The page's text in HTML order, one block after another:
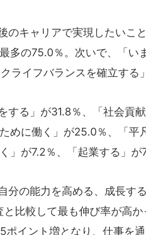
のキャリアで実現したいこ
多の75.0％。次いで、「い
ライフバランスを確立する
る」が31.8％、「社会貢
めに働く」が25.0％、「平
」が7.2％、「起業する」が
分の能力を高める、成長す
比較して最も伸び率が高か
ポイント増となり、仕事を